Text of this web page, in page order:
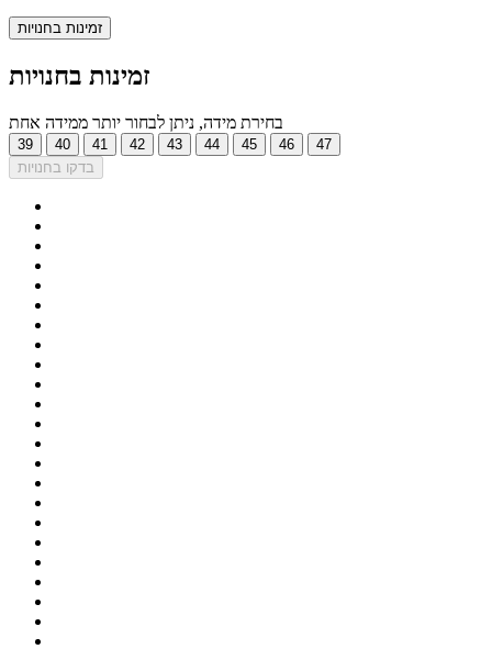
זמינות בחנויות
זמינות בחנויות
בחירת מידה, ניתן לבחור יותר ממידה אחת
39 40 41 42 43 44 45 46
47
בדקו בחנויות